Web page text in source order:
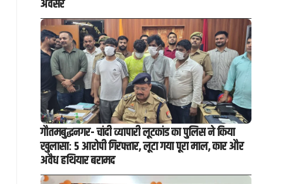
अवसर
गौतमबुद्धनगर- चांदी व्यापारी लूटकांड का पुलिस ने किया
खुलासा: 5 आरोपी गिरफ्तार, लूटा गया पूरा माल, कार और
अवैध हथियार बरामद